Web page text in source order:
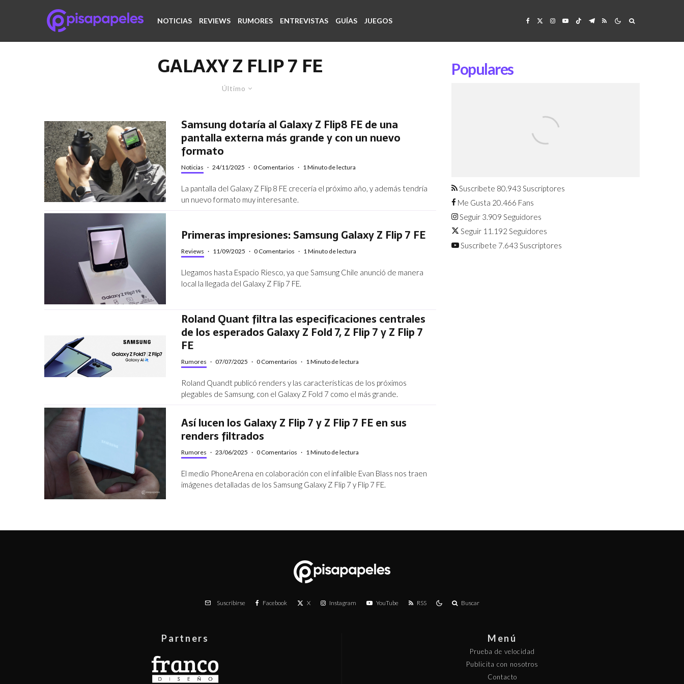
NOTICIAS REVIEWS RUMORES ENTREVISTAS GUÍAS JUEGOS
GALAXY Z FLIP 7 FE
Último
Samsung dotaría al Galaxy Z Flip8 FE de una
pantalla externa más grande y con un nuevo
formato
Noticias · 24/11/2025 · 0 Comentarios · 1 Minuto de lectura
La pantalla del Galaxy Z Flip 8 FE crecería el próximo año, y además tendría
un nuevo formato muy interesante.
Primeras impresiones: Samsung Galaxy Z Flip 7 FE
Reviews · 11/09/2025 · 0 Comentarios · 1 Minuto de lectura
Llegamos hasta Espacio Riesco, ya que Samsung Chile anunció de manera
local la llegada del Galaxy Z Flip 7 FE.
Roland Quant filtra las especificaciones centrales
de los esperados Galaxy Z Fold 7, Z Flip 7 y Z Flip 7
FE
Rumores · 07/07/2025 · 0 Comentarios · 1 Minuto de lectura
Roland Quandt publicó renders y las características de los próximos
plegables de Samsung, con el Galaxy Z Fold 7 como el más grande.
Así lucen los Galaxy Z Flip 7 y Z Flip 7 FE en sus
renders filtrados
Rumores · 23/06/2025 · 0 Comentarios · 1 Minuto de lectura
El medio PhoneArena en colaboración con el infalible Evan Blass nos traen
imágenes detalladas de los Samsung Galaxy Z Flip 7 y Flip 7 FE.
Populares
agosto
Suscríbete 80.943 Suscriptores
Me Gusta 20.466 Fans
Seguir 3.909 Seguidores
Seguir 11.192 Seguidores
Suscríbete 7.643 Suscriptores
Suscribirse Facebook X Instagram YouTube RSS Buscar
Partners Menú
Prueba de velocidad
Publicita con nosotros
Contacto